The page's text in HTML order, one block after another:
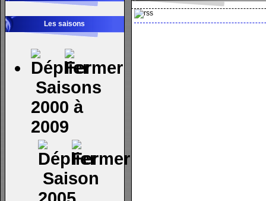
Les saisons
Saisons
2000 à
2009
Saison